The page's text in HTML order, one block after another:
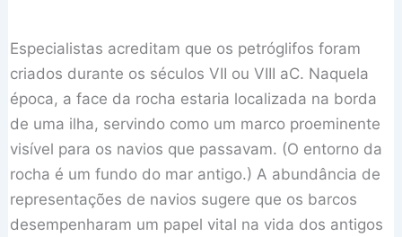
Especialistas acreditam que os petróglifos foram
criados durante os séculos VII ou VIII aC. Naquela
época, a face da rocha estaria localizada na borda
de uma ilha, servindo como um marco proeminente
visível para os navios que passavam. (O entorno da
rocha é um fundo do mar antigo.) A abundância de
representações de navios sugere que os barcos
desempenharam um papel vital na vida dos antigos